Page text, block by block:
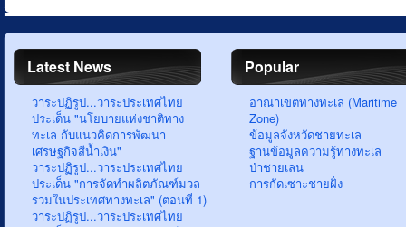
Latest News
วาระปฏิรูป...วาระประเทศไทย
ประเด็น "นโยบายแห่งชาติทาง
ทะเล กับแนวคิดการพัฒนา
เศรษฐกิจสีน้ำเงิน"
วาระปฏิรูป...วาระประเทศไทย
ประเด็น "การจัดทำผลิตภัณฑ์มวล
รวมในประเทศทางทะเล" (ตอนที่ 1)
วาระปฏิรูป...วาระประเทศไทย
Popular
อาณาเขตทางทะเล (Maritime
Zone)
ข้อมูลจังหวัดชายทะเล
ฐานข้อมูลความรู้ทางทะเล
ป่าชายเลน
การกัดเซาะชายฝั่ง